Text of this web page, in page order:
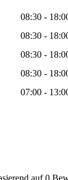
08:30 -
08:30 -
08:30 -
08:30 -
07:00 -